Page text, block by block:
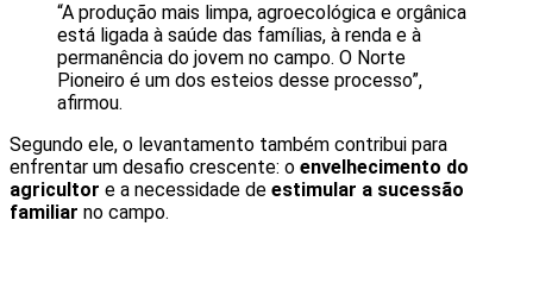
“A produção mais limpa, agroecológica e orgânica
está ligada à saúde das famílias, à renda e à
permanência do jovem no campo. O Norte
Pioneiro é um dos esteios desse processo”,
afirmou.
Segundo ele, o levantamento também contribui para
enfrentar um desafio crescente: o envelhecimento do
agricultor e a necessidade de estimular a sucessão
familiar no campo.